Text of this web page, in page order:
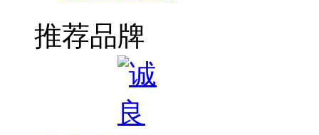
推荐品牌